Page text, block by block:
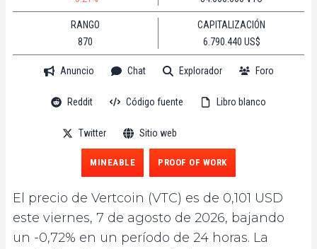
RANGO
870
CAPITALIZACIÓN
6.790.440 US$
Anuncio Chat Explorador Foro
Reddit Código fuente Libro blanco
Twitter Sitio web
MINEABLE PROOF OF WORK
El precio de Vertcoin (VTC) es de 0,101 USD
este viernes, 7 de agosto de 2026, bajando
un -0,72% en un período de 24 horas. La